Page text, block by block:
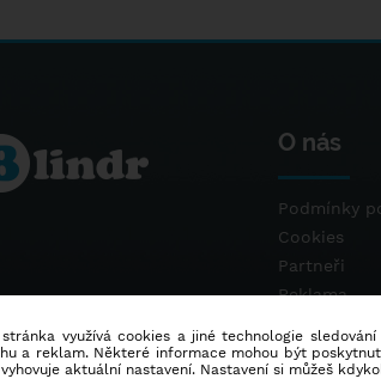
O nás
Podmínky
Cookies
Partneři
Reklama
stránka využívá cookies a jiné technologie
a reklam. Některé informace mohou být
aktuální nastavení. Nastavení si můžeš